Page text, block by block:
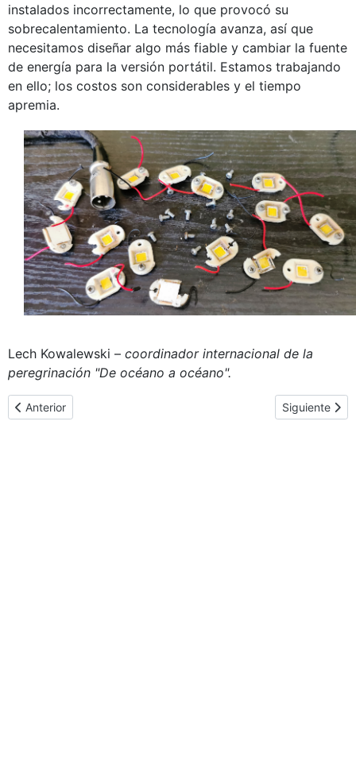
instalados incorrectamente, lo que provocó su
sobrecalentamiento. La tecnología avanza, así que
necesitamos diseñar algo más fiable y cambiar la fuente
de energía para la versión portátil. Estamos trabajando
en ello; los costos son considerables y el tiempo
apremia.
Lech Kowalewski – coordinador internacional de la
peregrinación "De océano a océano".
Artículo anterior: Visita del ícono de Czestochowa al Santuario
Anterior Artículo
Siguiente